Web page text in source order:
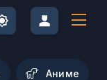
Aниме